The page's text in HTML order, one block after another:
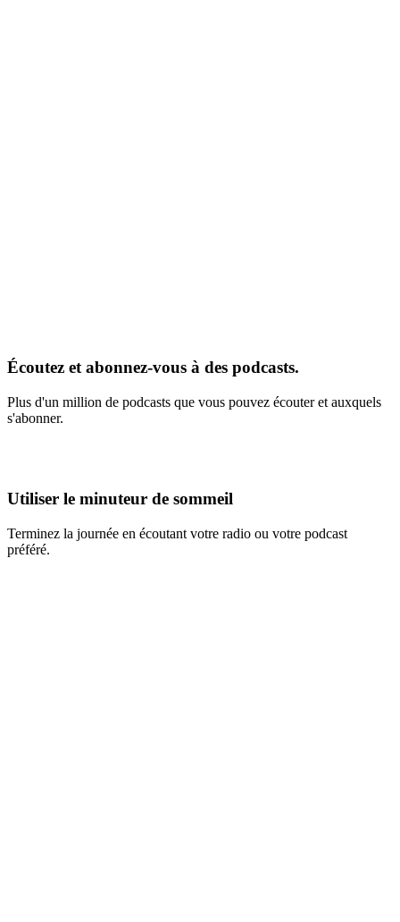
Écoutez et abonnez-vous à des podcasts.
Plus d'un million de podcasts que vous pouvez écouter et auxquels
s'abonner.
Utiliser le minuteur de sommeil
Terminez la journée en écoutant votre radio ou votre podcast
préféré.